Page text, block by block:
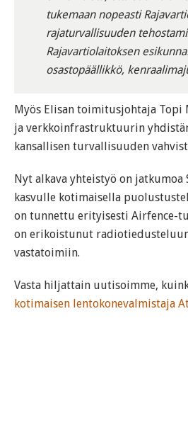
tukemaan nopeasti
rajaturvallisuuden
Rajavartiolaitoksen
osastopäällikkö,
Myös Elisan toimitusjohtaja Topi
ja verkkoinfrastruktuurin
kansallisen turvallisuuden
Nyt alkava yhteistyö on jatkumoa
kasvulle kotimaisella
on tunnettu erityisesti Airfence-
on erikoistunut
vastatoimiin.
Vasta hiljattain uutisoimme,
kotimaisen lentokonevalmistaja